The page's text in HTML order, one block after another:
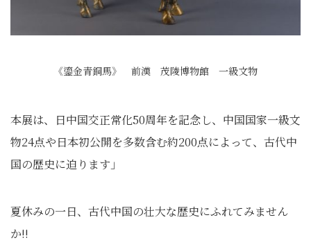
《鎏金青銅馬》 前漢 茂陵博物館 一級文物
本展は、日中国交正常化50周年を記念し、中国国家一級文
物24点や日本初公開を多数含む約200点によって、古代中
国の歴史に迫ります」
夏休みの一日、古代中国の壮大な歴史にふれてみません
か!!